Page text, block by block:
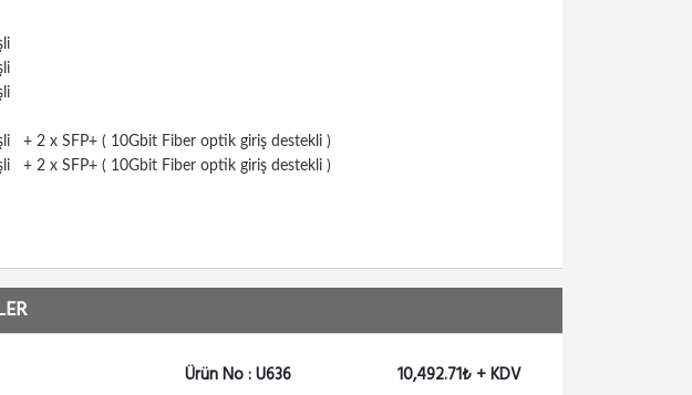
ES-48-500W
Ubiquiti Edge Yön. Gigab...
ES-24-250W
+ 2 x SFP+ ( 10Gbit Fiber optik giriş destekli )
+ 2 x SFP+ ( 10Gbit Fiber optik giriş destekli )
Ürün No : U636 10,492.71₺ + KDV